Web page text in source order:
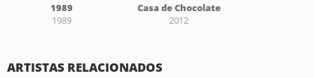
1989
1989
Casa de Chocolate
2012
ARTISTAS RELACIONADOS